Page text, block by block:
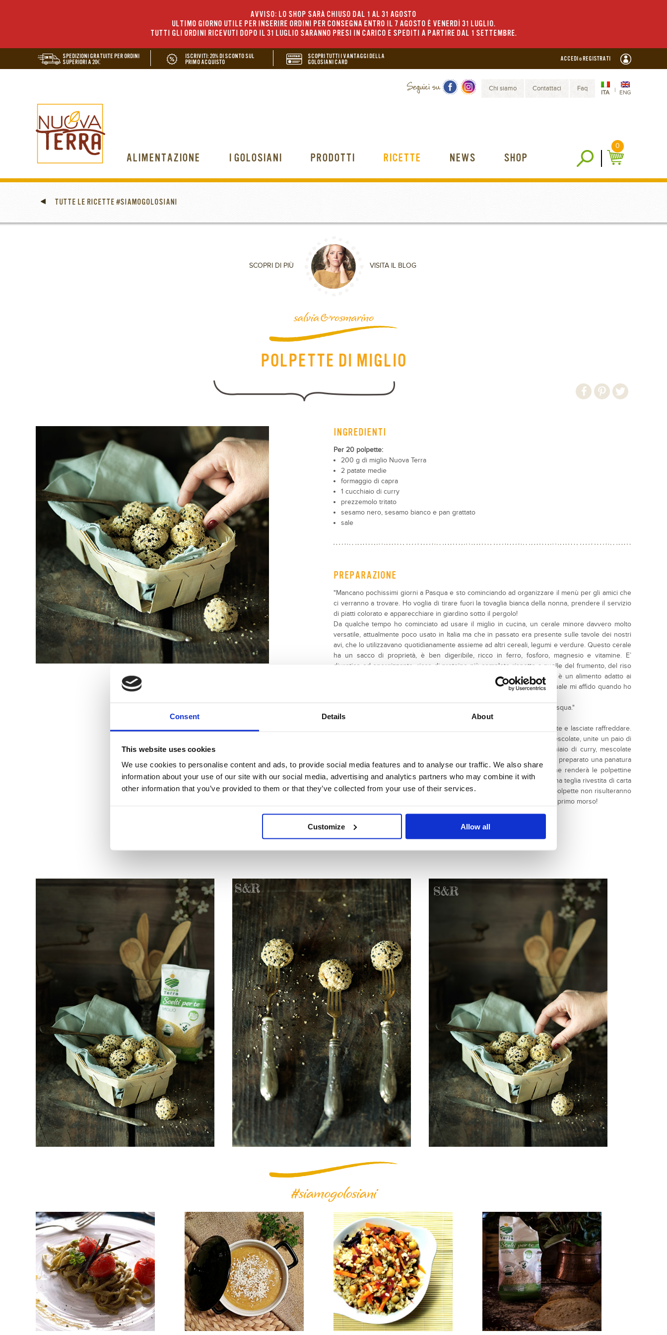
Consent Details About
This website uses cookies
We use cookies to personalise content and ads, to provide social media features and to analyse our traffic. We also share
information about your use of our site with our social media, advertising and analytics partners who may combine it with
other information that you’ve provided to them or that they’ve collected from your use of their services.
Customize Allow all
AVVISO: LO SHOP SARÀ CHIUSO DAL 1 AL 31 AGOSTO
ULTIMO GIORNO UTILE PER INSERIRE ORDINI PER CONSEGNA ENTRO IL 7 AGOSTO È VENERDÌ 31 LUGLIO.
TUTTI GLI ORDINI RICEVUTI DOPO IL 31 LUGLIO SARANNO PRESI IN CARICO E SPEDITI A PARTIRE DAL 1 SETTEMBRE.
SPEDIZIONI GRATUITE PER ORDINI
SUPERIORI A 20€
ISCRIVITI: 20% DI SCONTO SUL
PRIMO ACQUISTO
SCOPRI TUTTI I VANTAGGI DELLA
GOLOSIANI CARD
ACCEDI o REGISTRATI
ITA | ENG
Chi siamo Contattaci Faq
ALIMENTAZIONE I GOLOSIANI PRODOTTI RICETTE NEWS SHOP
0
TUTTE LE RICETTE #SIAMOGOLOSIANI
SCOPRI DI PIÙ VISITA IL BLOG
salvia&rosmarino
POLPETTE DI MIGLIO
INGREDIENTI
Per 20 polpette:
200 g di miglio Nuova Terra
2 patate medie
formaggio di capra
1 cucchiaio di curry
prezzemolo tritato
sesamo nero, sesamo bianco e pan grattato
sale
PREPARAZIONE
"Mancano pochissimi giorni a Pasqua e sto cominciando ad organizzare il menù per gli amici che
ci verranno a trovare. Ho voglia di tirare fuori la tovaglia bianca della nonna, prendere il servizio
di piatti colorato e apparecchiare in giardino sotto il pergolo!
Da qualche tempo ho cominciato ad usare il miglio in cucina, un cerale minore davvero molto
versatile, attualmente poco usato in Italia ma che in passato era presente sulle tavole dei nostri
avi, che lo utilizzavano quotidianamente assieme ad altri cereali, legumi e verdure. Questo cerale
ha un sacco di proprietà, è ben digeribile, ricco in ferro, fosforo, magnesio e vitamine. E’
diuretico ed energizzante, ricco di proteine più complete rispetto a quelle del frumento, del riso
e del grano. E infine, grazie all’assenza di glutine, il miglio decorticato è un alimento adatto ai
celiaci. Io utilizzo quello di Nuova Terra, azienda toscana biologica alla quale mi affido quando ho
Ho preparato delle polpettine che saranno presenti sulla mia tavola di Pasqua."
Cuocete il miglio seguendo le istruzioni riportate sulla confezione, scolate e lasciate raffreddare.
Lessate le patate e schiacciatele in una ciotola. Aggiungete il miglio e mescolate, unite un paio di
cucchiai di formaggio di capra, un po’ di prezzemolo tritato, un cucchiaio di curry, mescolate
bene e salate quanto basta. Cominciate a preparare delle polpette, io ho preparato una panatura
con un mix di semi di sesamo nero, sesamo bianco e pan grattato che renderà le polpettine
saporite e croccanti. Passate le polpette nella panatura e mettetele su una teglia rivestita di carta
forno. Cuocete a 180 gradi per 20 minuti circa, sino a quando le vostre polpette non risulteranno
dorate. Sono un antipasto perfetto, ottime tiepide o fredde, le amerete al primo morso!
Guarda la ricetta sul blog:
www.salviarosmarino.com/blog/polpette-di-miglio
#siamogolosiani